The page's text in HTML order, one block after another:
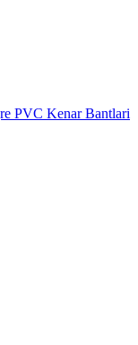
PVC Kenar Bantlari